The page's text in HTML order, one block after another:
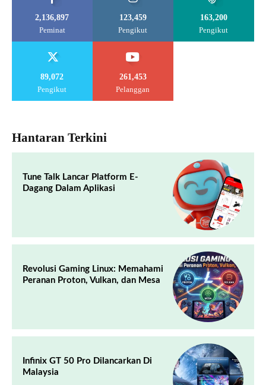
2,136,897
Peminat
123,459
Pengikut
163,200
Pengikut
89,072
Pengikut
261,453
Pelanggan
Hantaran Terkini
Tune Talk Lancar Platform E-
Dagang Dalam Aplikasi
Revolusi Gaming Linux: Memahami
Peranan Proton, Vulkan, dan Mesa
Infinix GT 50 Pro Dilancarkan Di
Malaysia